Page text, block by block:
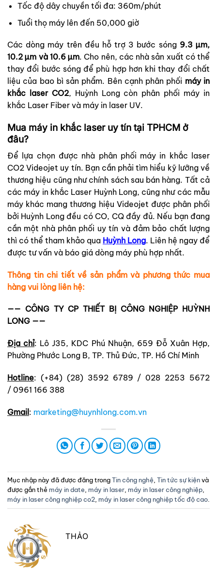
Tốc độ dây chuyền tối đa: 360m/phút
Tuổi thọ máy lên đến 50,000 giờ
Các dòng máy trên đều hỗ trợ 3 bước sóng9.3 µm,
10.2 µm và 10.6 µm. Cho nên, các nhà sản xuất có thể
thay đổi bước sóng để phù hợp hơn khi thay đổi chất
liệu của bao bì sản phẩm. Bên cạnh phân phối máy in
khắc laser CO2, Huỳnh Long còn phân phối máy in
khắc Laser Fiber và máy in laser UV.
Mua máy in khắc laser uy tín tại TPHCM ở
đâu?
Để lựa chọn được nhà phân phối máy in khắc laser
CO2 Videojet uy tín. Bạn cần phải tìm hiểu kỹ lưỡng về
thương hiệu cũng như chính sách sau bán hàng. Tất cả
các máy in khắc Laser Huỳnh Long, cũng như các mẫu
máy khác mang thương hiệu Videojet được phân phối
bởi Huỳnh Long đều có CO, CQ đầy đủ. Nếu bạn đang
cần một nhà phân phối uy tín và đảm bảo chất lượng
thì có thể tham khảo qua Huỳnh Long. Liên hệ ngay để
được tư vấn và báo giá dòng máy phù hợp nhất.
Thông tin chi tiết về sản phẩm và phương thức mua
hàng vui lòng liên hệ:
—— CÔNG TY CP THIẾT BỊ CÔNG NGHIỆP HUỲNH
LONG ——
Địa chỉ: Lô J35, KDC Phú Nhuận, 659 Đỗ Xuân Hợp,
Phường Phước Long B, TP. Thủ Đức, TP. Hồ Chí Minh
Hotline: (+84) (28) 3592 6789 / 028 2253 5672
/ 0961 166 388
Gmail: marketing@huynhlong.com.vn
Mục nhập này đã được đăng trongTin công nghệ Tin tức sự kiệnvà
được gắn thẻ máy in date máy in laser máy in laser công nghiệp
máy in laser công nghiệp co2 máy in laser công nghiệp tốc độ cao
THẢO